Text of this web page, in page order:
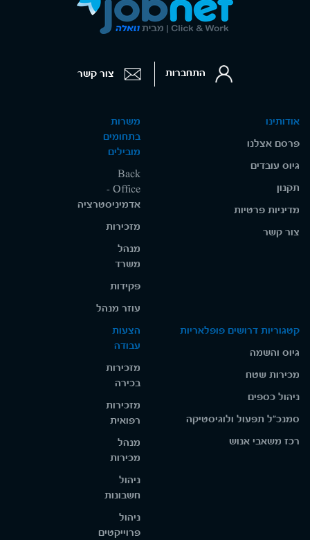
אודותינו
פרסם אצלנו
גיוס עובדים
תקנון
מדיניות פרטיות
צור קשר
משרות
בתחומים
מובילים
Back
Office -
אדמיניסטרציה
מזכירות
מנהל
משרד
פקידות
עוזר מנהל
קטגוריות דרושים פופלאריות
גיוס והשמה
מכירות שטח
ניהול כספים
סמנכ"ל תפעול ולוגיסטיקה
רכז משאבי אנוש
הצעות
עבודה
מזכירות
בכירה
מזכירות
רפואית
מנהל
מכירות
ניהול
חשבונות
ניהול
פרוייקטים